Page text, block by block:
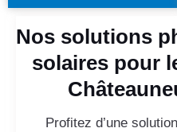
Nos solutions
solaires pour
Profitez d’une